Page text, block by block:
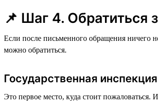
📌 Шаг 4. Обратиться
Если после письменного обращения ничего
можно обратиться.
Государственная
Это первое место, куда стоит